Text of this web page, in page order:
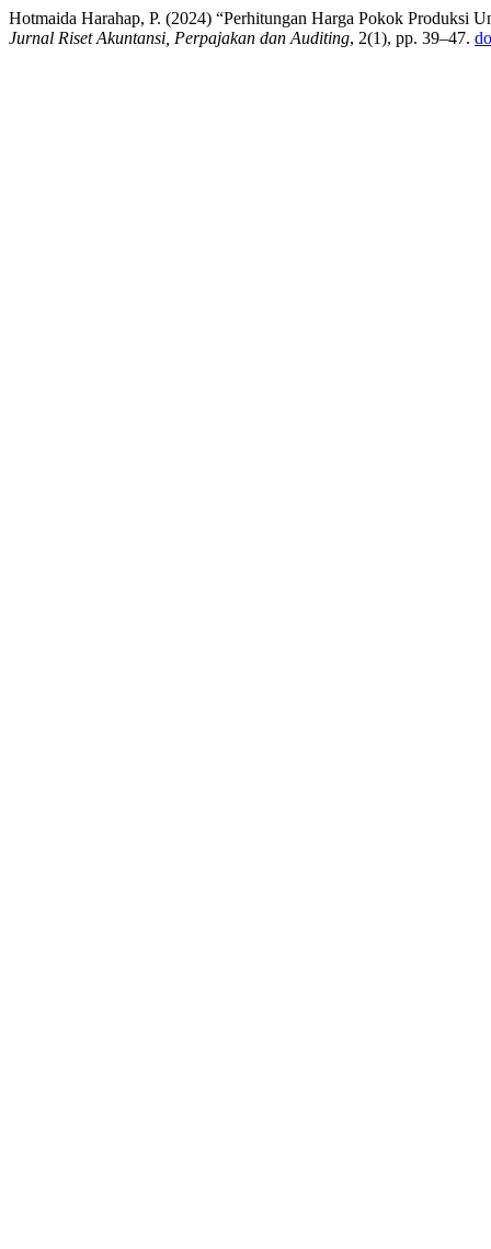
Hotmaida Harahap, P. (2024) “Perhitungan Harga Pokok Produksi
Jurnal Riset Akuntansi, Perpajakan dan Auditing, 2(1), pp. 39–47.